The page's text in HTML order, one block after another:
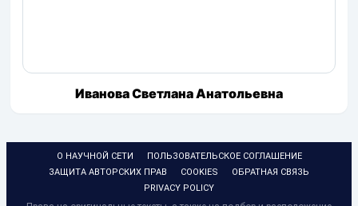
Иванова Светлана Анатольевна
О НАУЧНОЙ СЕТИ
ПОЛЬЗОВАТЕЛЬСКОЕ СОГЛАШЕНИЕ
ЗАЩИТА АВТОРСКИХ ПРАВ
COOKIES
ОБРАТНАЯ СВЯЗЬ
PRIVACY POLICY